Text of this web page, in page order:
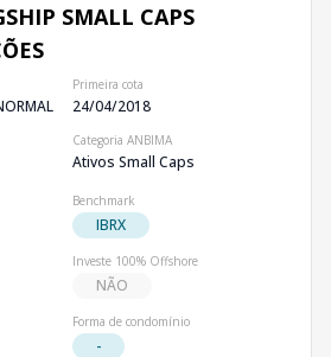
SMALL CAPS
Primeira cota
24/04/2018
Categoria ANBIMA
Ativos Small Caps
Benchmark
IBRX
Investe 100% Offshore
NÃO
Forma de condomínio
-